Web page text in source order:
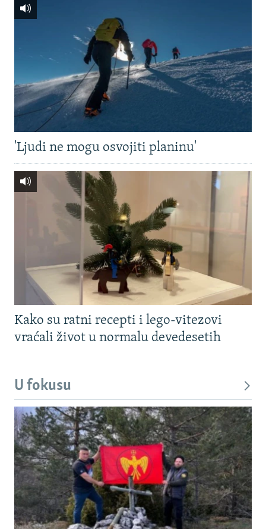
'Ljudi ne mogu osvojiti planinu'
Kako su ratni recepti i lego-vitezovi
vraćali život u normalu devedesetih
U fokusu